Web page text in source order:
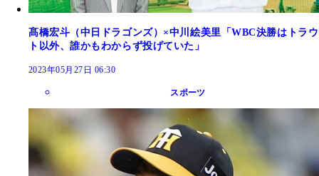
髙橋宏斗（中日ドラゴンズ）×中川絵美里「WBC決勝はトラウ
ト以外、誰かもわからず投げていた」
2023年05月27日 06:30
スポーツ